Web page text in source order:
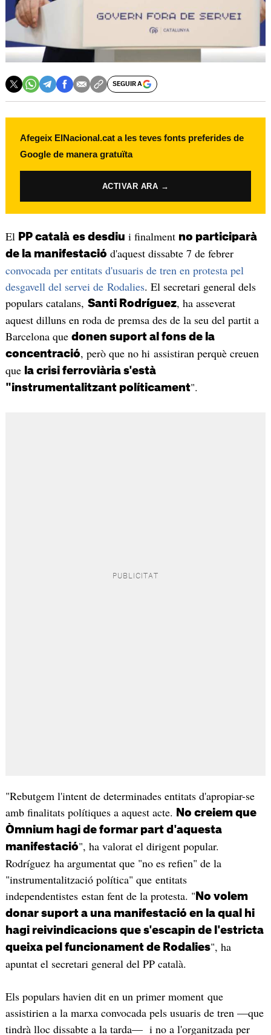
SEGUIR A
Afegeix ElNacional.cat a les teves fonts preferides de
Google de manera gratuïta
ACTIVAR ARA →
El PP català es desdiu i finalment no participarà
de la manifestació d'aquest dissabte 7 de febrer
convocada per entitats d'usuaris de tren en protesta pel
desgavell del servei de Rodalies. El secretari general dels
populars catalans, Santi Rodríguez, ha asseverat
aquest dilluns en roda de premsa des de la seu del partit a
Barcelona que donen suport al fons de la
concentració, però que no hi assistiran perquè creuen
que la crisi ferroviària s'està
"instrumentalitzant políticament".
"Rebutgem l'intent de determinades entitats d'apropiar-se
amb finalitats polítiques a aquest acte.
No creiem que
Òmnium hagi de formar part d'aquesta
manifestació", ha valorat el dirigent popular.
Rodríguez ha argumentat que "no es refien" de la
"instrumentalització política" que entitats
independentistes estan fent de la protesta. " No volem
donar suport a una manifestació en la qual hi
hagi reivindicacions que s'escapin de l'estricta
queixa pel funcionament de Rodalies", ha
apuntat el secretari general del PP català.
Els populars havien dit en un primer moment que
assistirien a la marxa convocada pels usuaris de tren —que
tindrà lloc dissabte a la tarda— i no a l'organitzada per